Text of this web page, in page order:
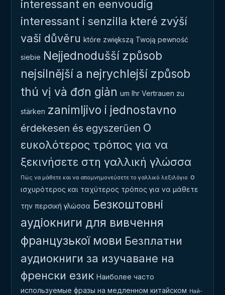
interessant en eenvoudig
interessant i senzilla které zvýší
vaši důvěru które zwiększą Twoją pewność
siebie Nejjednodušší způsob
nejsilnější a nejrychlejší způsob
thú vị và đơn giản um Ihr Vertrauen zu
stärken zanimljivo i jednostavno
érdekesen és egyszerűen Ο
ευκολότερος τρόπος για να
ξεκινήσετε στη γαλλική γλώσσα
Πώς να μάθετε και να απομνημονεύσετε το γαλλικό λεξιλόγιο ο
ισχυρότερος και ταχύτερος τρόπος για να μάθετε
την περσική γλώσσα Безкоштовні
аудіокниги для вивчення
французької мови Безплатни
аудиокниги за изучаване на
френски език Наиболее часто
используемые фразы на медленном китайском Най-